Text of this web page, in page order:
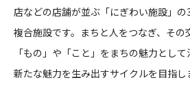
店などの店舗が並ぶ「にぎわい施設」
複合施設です。まちと人をつなぎ、その
「もの」や「こと」をまちの魅力とし
新たな魅力を生み出すサイクルを目指し